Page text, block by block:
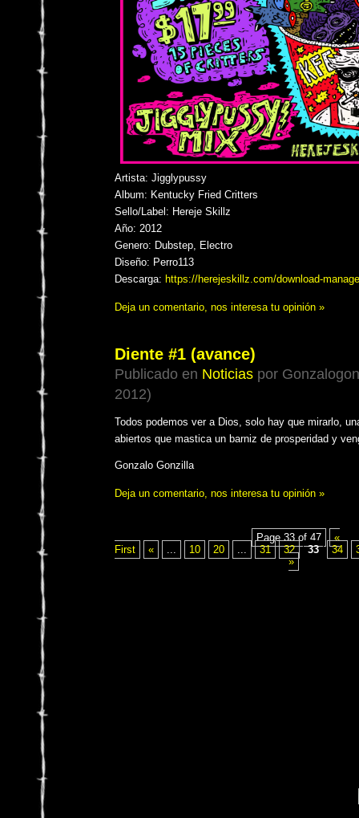
Artista: Jigglypussy
Album: Kentucky Fried Critters
Sello/Label: Hereje Skillz
Año: 2012
Genero: Dubstep, Electro
Diseño: Perro113
Descarga: https://herejeskillz.com/download-
Deja un comentario, nos interesa tu opinión »
Diente #1 (avance)
Publicado en Noticiaspor
2012)
Todos podemos ver a Dios, solo hay que mirarlo,
abiertos que mastica un barniz de prosperidad y
Gonzalo Gonzilla
Deja un comentario, nos interesa tu opinión »
Page 33 of 47
«
First
« ... 10 20 ... 31 32 33 34
»